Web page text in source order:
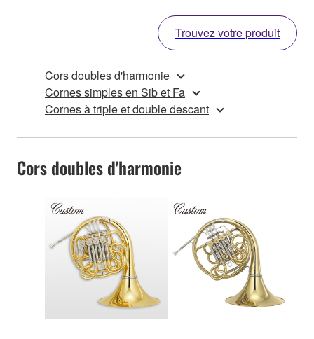
Trouvez votre produit
Cors doubles d'harmonie
Cornes simples en Sib et Fa
Cornes à triple et double descant
Cors doubles d'harmonie